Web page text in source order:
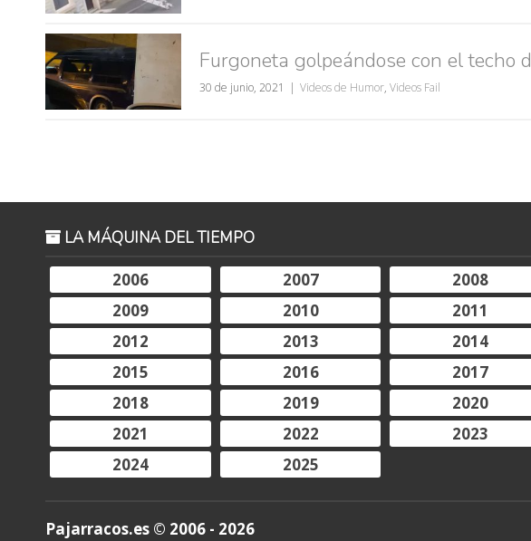
Furgoneta golpeándose con el techo
30 de junio, 2021 Videos de Humor, Videos Fail
LA MÁQUINA DEL TIEMPO
2006
2007
2008
2009
2010
2011
2012
2013
2014
2015
2016
2017
2018
2019
2020
2021
2022
2023
2024
2025
Pajarracos.es © 2006 - 2026